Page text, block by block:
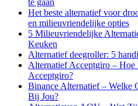
Het beste alternatief voor
en milieuvriendelijke opties
5 Milieuvriendelijke
Keuken
Alternatief deegroller: 5
Alternatief Acceptgiro – Hoe
Acceptgiro?
Binance Alternatief – Welke
Bij Jou?